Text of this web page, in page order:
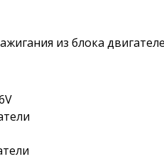
из блока